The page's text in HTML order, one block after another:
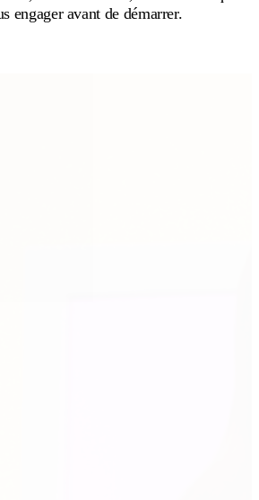
engager avant de démarrer.